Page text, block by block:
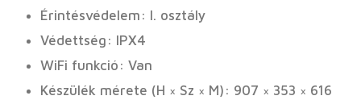
Érintésvédelem: I. osztály
Védettség: IPX4
WiFi funkció: Van
Készülék mérete (H × Sz × M): 907 × 353 × 616